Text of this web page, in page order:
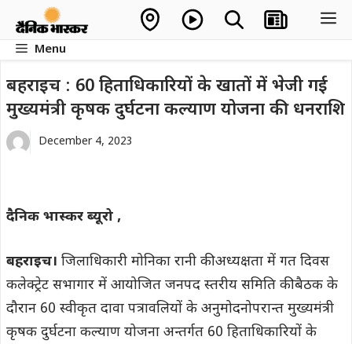
contentMenu
बहराइच : 60 हिताधिकारियों के खातों में भेजी गई
मुख्यमंत्री कृषक दुर्घटना कल्याण योजना की धनराशि
December 4, 2023
दैनिक भास्कर ब्यूरो ,
बहराइच। जिलाधिकारी मोनिका रानी की अध्यक्षता में गत दिवस
कलेक्ट्रेट सभागार में आयोजित जनपद स्तरीय समिति की बैठक के
दौरान 60 स्वीकृत दावा पत्रावलियों के अनुमोदनोपरान्त मुख्यमंत्री
कृषक दुर्घटना कल्याण योजना अन्तर्गत 60 हिताधिकारियों के